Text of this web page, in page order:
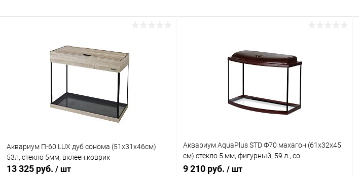
Аквариум П-60 LUX дуб сонома (51х31х46см)
53л, стекло 5мм, вклеен.коврик
13 325 руб. / шт
Аквариум AquaPlus STD Ф70 махагон (61х32х45
см) стекло 5 мм, фигурный, 59 л., со
светильником 1х15Вт.
9 210 руб. / шт